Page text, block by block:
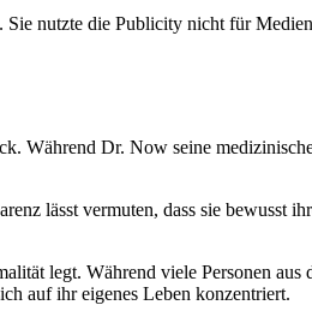
Sie nutzte die Publicity nicht für
Während Dr. Now seine
lässt vermuten, dass sie bewusst
legt. Während viele Personen
auf ihr eigenes Leben konzentriert.